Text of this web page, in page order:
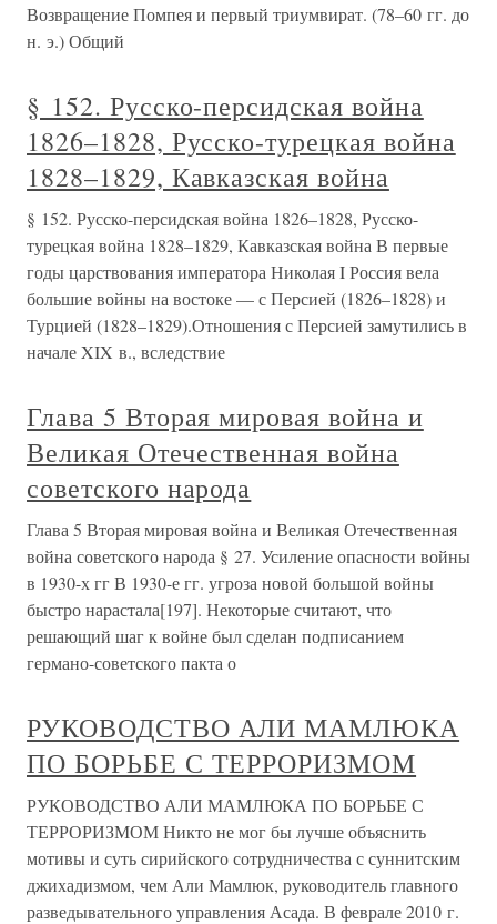
Возвращение Помпея и первый триумвират. (78–60 гг. до
н. э.) Общий
§ 152. Русско-персидская война
1826–1828, Русско-турецкая война
1828–1829, Кавказская война
§ 152. Русско-персидская война 1826–1828, Русско-
турецкая война 1828–1829, Кавказская война В первые
годы царствования императора Николая I Россия вела
большие войны на востоке — с Персией (1826–1828) и
Турцией (1828–1829).Отношения с Персией замутились в
начале XIX в., вследствие
Глава 5 Вторая мировая война и
Великая Отечественная война
советского народа
Глава 5 Вторая мировая война и Великая Отечественная
война советского народа § 27. Усиление опасности войны
в 1930-х гг В 1930-е гг. угроза новой большой войны
быстро нарастала[197]. Некоторые считают, что
решающий шаг к войне был сделан подписанием
германо-советского пакта о
РУКОВОДСТВО АЛИ МАМЛЮКА
ПО БОРЬБЕ С ТЕРРОРИЗМОМ
РУКОВОДСТВО АЛИ МАМЛЮКА ПО БОРЬБЕ С
ТЕРРОРИЗМОМ Никто не мог бы лучше объяснить
мотивы и суть сирийского сотрудничества с суннитским
джихадизмом, чем Али Мамлюк, руководитель главного
разведывательного управления Асада. В феврале 2010 г.